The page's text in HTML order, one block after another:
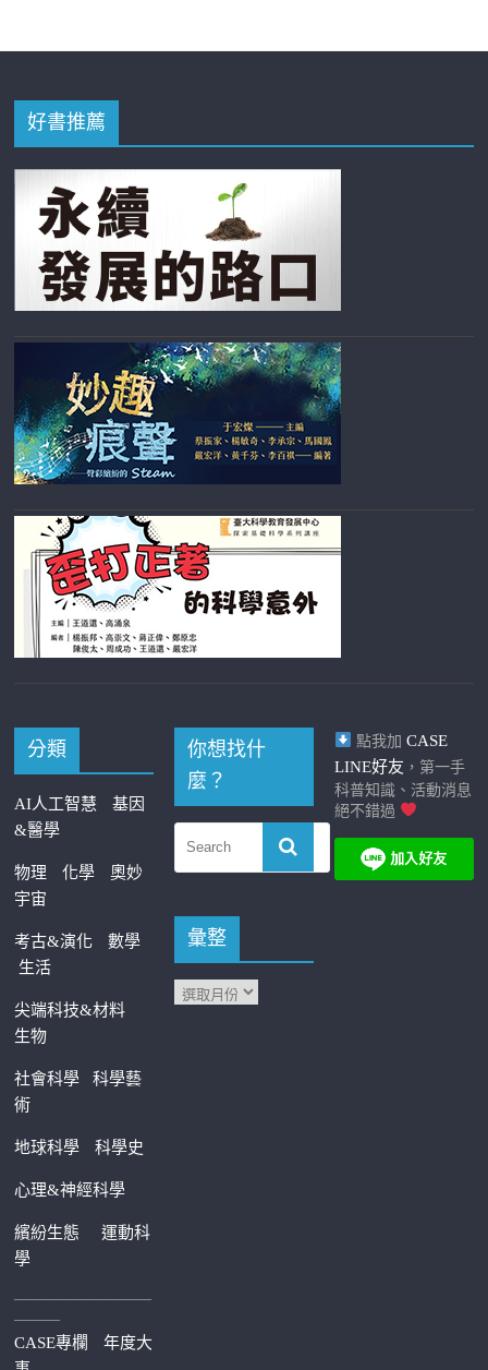
好書推薦
分類
AI人工智慧
基因
&醫學
物理 化學
奧妙
宇宙
考古&演化
數學
生活
尖端科技&材料
生物
社會科學科學藝
術
地球科學 科學史
心理&神經科學
繽紛生態運動科
學
—————————
———
CASE專欄
年度大
你想找什
麼？
彙整
點我加 CASE
LINE好友 ，第一手
科普知識、活動消息
絕不錯過